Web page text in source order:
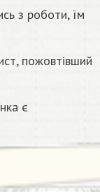
з роботи, їм
пожовтівший
є